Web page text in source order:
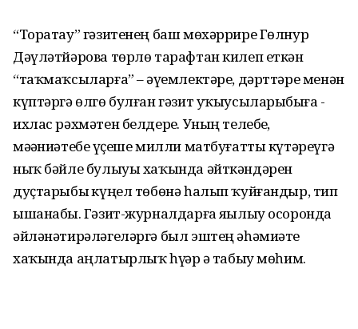
“Торатау” гәзитенең баш мөхәррире Гөлнур
Дәүләтйәрова төрлө тарафтан килеп еткән
“таҡмаҡсыларға” – әүҙемлектәре, дәрттәре менән
күптәргә өлгө булған гәзит уҡыусыларыбыҙға -
ихлас рәхмәтен белдерҙе. Уның телебеҙ,
мәҙәниәтебеҙ үҫеше милли матбуғатты күтәреүгә
ныҡ бәйле булыуы хаҡында әйткәндәрен
дуҫтарыбыҙ күңел төбөнә һалып ҡуйғандыр, тип
ышанабыҙ. Гәзит-журналдарға яҙылыу осоронда
әйләнәтирәләгеләргә был эштең әһәмиәте
хаҡында аңлатырлыҡ һүҙҙәр ҙә табыу мөһим.